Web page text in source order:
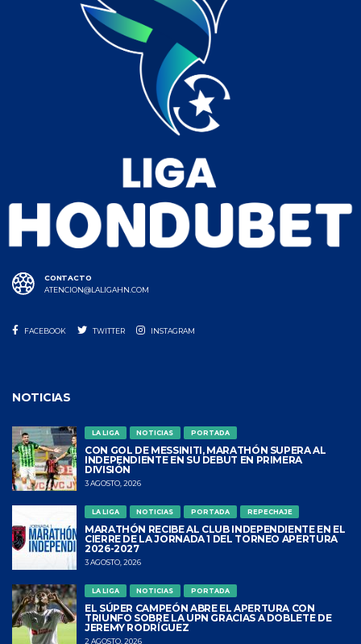
CONTACTO
ATENCION@LALIGAHN.COM
FACEBOOK TWITTER INSTAGRAM
NOTICIAS
LA LIGA NOTICIAS PORTADA
CON GOL DE MESSINITI, MARATHÓN SUPERA AL
INDEPENDIENTE EN SU DEBUT EN PRIMERA
DIVISIÓN
3 AGOSTO, 2026
LA LIGA NOTICIAS PORTADA REPECHAJE
MARATHÓN RECIBE AL CLUB INDEPENDIENTE EN EL
CIERRE DE LA JORNADA 1 DEL TORNEO APERTURA
2026-2027
3 AGOSTO, 2026
LA LIGA NOTICIAS PORTADA
EL SÚPER CAMPEÓN ABRE EL APERTURA CON
TRIUNFO SOBRE LA UPN GRACIAS A DOBLETE DE
JEREMY RODRÍGUEZ
2 AGOSTO, 2026